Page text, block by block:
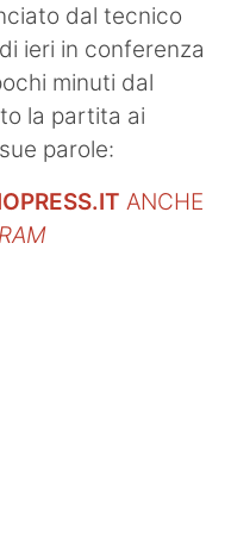
dal tecnico
ieri in conferenza
minuti dal
la partita ai
parole:
ANCHE